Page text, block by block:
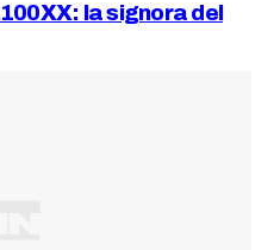
la signora del